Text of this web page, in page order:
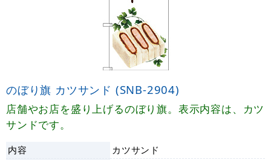
のぼり旗 カツサンド (SNB-2904)
店舗やお店を盛り上げるのぼり旗。表示内容は、カツ
サンドです。
内容
カツサンド